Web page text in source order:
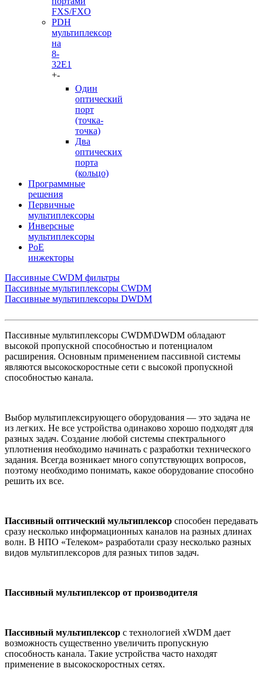
FXS/FXO
PDH
мультиплексор
на
8-
32Е1
+-
Один
оптический
порт
(точка-
точка)
Два
оптических
порта
(кольцо)
Программные
решения
Первичные
мультиплексоры
Инверсные
мультиплексоры
PoE
инжекторы
Пассивные CWDM фильтры
Пассивные мультиплексоры CWDM
Пассивные мультиплексоры DWDM
Пассивные мультиплексоры CWDM\DWDM обладают
высокой пропускной способностью и потенциалом
расширения. Основным применением пассивной системы
являются высокоскоростные сети с высокой пропускной
способностью канала.
Выбор мультиплексирующего оборудования — это задача не
из легких. Не все устройства одинаково хорошо подходят для
разных задач. Создание любой системы спектрального
уплотнения необходимо начинать с разработки технического
задания. Всегда возникает много сопутствующих вопросов,
поэтому необходимо понимать, какое оборудование способно
решить их все.
Пассивный оптический мультиплексор способен передавать
сразу несколько информационных каналов на разных длинах
волн. В НПО «Телеком» разработали сразу несколько разных
видов мультиплексоров для разных типов задач.
Пассивный мультиплексор от производителя
Пассивный мультиплексор с технологией xWDM дает
возможность существенно увеличить пропускную
способность канала. Такие устройства часто находят
применение в высокоскоростных сетях.